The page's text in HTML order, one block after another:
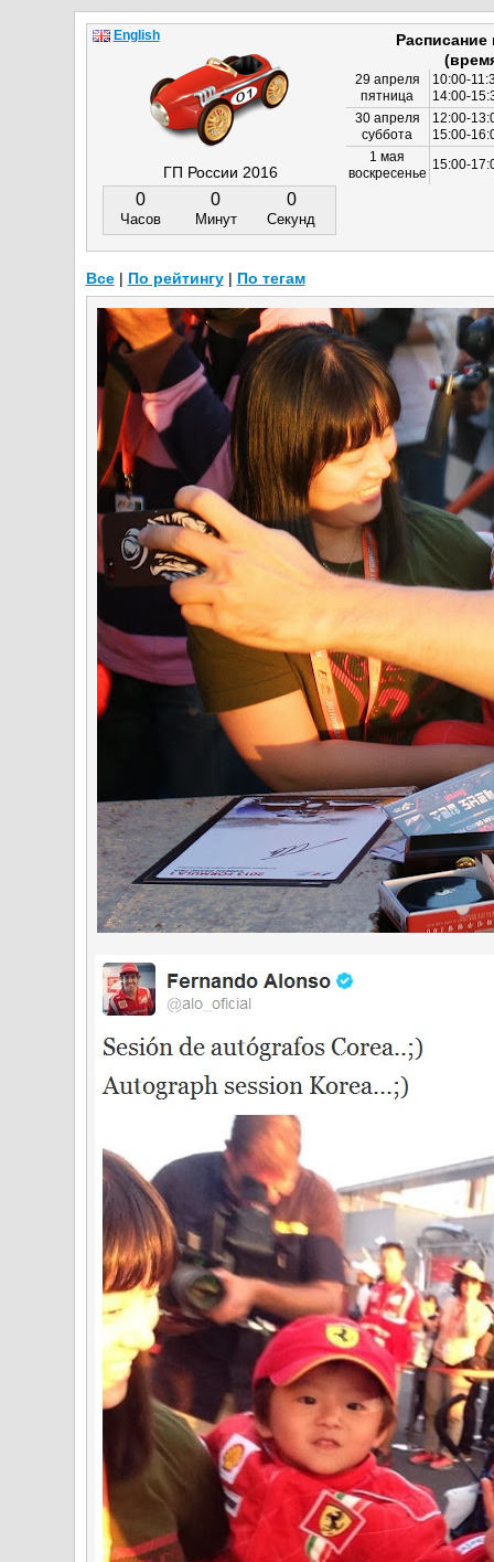
ГП России 2016
0
Часов
0
Минут
0
Секунд
29 апреля
пятница
10:00-
14:00-
30 апреля
суббота
12:00-
15:00-
1 мая
воскресенье
15:00-
English
Все| По рейтингу| По тегам